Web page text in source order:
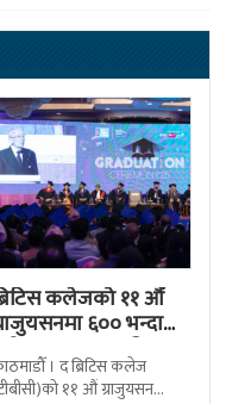
कलेजको ११ औँ
६०० भन्दा
बढी ग्राजुयट सम्मानित
। द ब्रिटिस कलेज
११ औं ग्राजुयसन